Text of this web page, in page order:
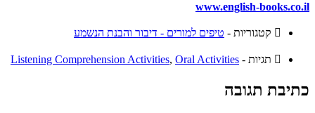
www.english-books.co.il
קטגוריות - טיפים למורים - דיבור והבנת הנשמע
תגיות - Listening Comprehension Activities, Oral Activities
כתיבת תגובה